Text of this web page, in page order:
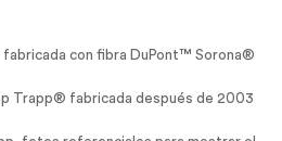
fabricada con fibra DuPont™ Sorona®
Trapp® fabricada después de 2003